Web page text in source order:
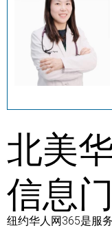
北美
信息
纽约华人网365是服